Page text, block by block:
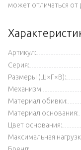
может отличаться от
Артикул:
Серия:
Размеры (Ш×Г×В):
Механизм:
Материал обивки:
Материал основания:
Цвет основания:
Максимальная